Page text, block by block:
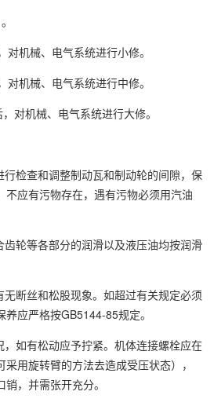
机械、电气系统进行小修。
机械、电气系统进行中修。
对机械、电气系统进行大修。
检查和调整制动瓦和制动轮的间隙，保
不应有污物存在，遇有污物必须用汽油
轮等各部分的润滑以及液压油均按润滑
断丝和松股现象。如超过有关规定必须
应严格按GB5144-85规定。
如有松动应予拧紧。机体连接螺栓应在
用旋转臂的方法去造成受压状态），
，并需张开充分。